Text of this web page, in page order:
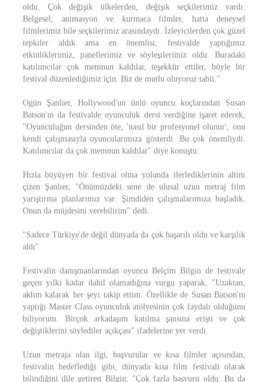
oldu. Çok değişik ülkelerden, değişik seçkilerimiz vardı.
Belgesel, animasyon ve kurmaca filmler, hatta deneysel
filmlerimiz bile seçkilerimiz arasındaydı. İzleyicilerden çok güzel
tepkiler aldık ama en önemlisi, festivalde yaptığımız
etkinliklerimiz, panellerimiz ve söyleşilerimiz oldu. Buradaki
katılımcılar çok memnun kaldılar, teşekkür ettiler, böyle bir
festival düzenlediğimiz için. Biz de mutlu oluyoruz tabii."
Ogün Şanlıer, Hollywood'un ünlü oyuncu koçlarından Susan
Batson'ın da festivalde oyunculuk dersi verdiğine işaret ederek,
"Oyunculuğun dersinden öte, 'nasıl bir profesyonel olunur', onu
kendi çalışmasıyla oyuncularımıza gösterdi. Bu çok önemliydi.
Katılımcılar da çok memnun kaldılar" diye konuştu.
Hızla büyüyen bir festival olma yolunda ilerlediklerinin altını
çizen Şanlıer, "Önümüzdeki sene de ulusal uzun metraj film
yarıştırma planlarımız var. Şimdiden çalışmalarımıza başladık.
Onun da müjdesini verebilirim" dedi.
"Sadece Türkiye'de değil dünyada da çok başarılı oldu ve karşılık
aldı"
Festivalin danışmanlarından oyuncu Belçim Bilgin de festivale
geçen yılki kadar dahil olamadığına vurgu yaparak, "Uzaktan,
aklım kalarak her şeyi takip ettim. Özellikle de Susan Batson'ın
yaptığı Master Class oyunculuk atölyesinin çok faydalı olduğunu
biliyorum. Birçok arkadaşım katılma şansına erişti ve çok
değiştiklerini söylediler açıkçası" ifadelerine yer verdi.
Uzun metraja olan ilgi, başvurular ve kısa filmler açısından,
festivalin hedeflediği gibi, dünyada kısa film festivali olarak
bilindiğini dile getiren Bilgin, "Çok fazla başvuru oldu. Bu da